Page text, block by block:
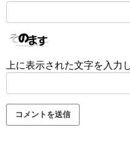
上に表示された文字を入力